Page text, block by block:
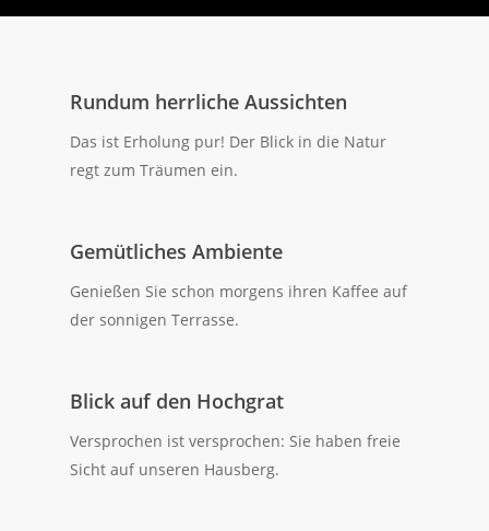
Rundum herrliche Aussichten
Das ist Erholung pur! Der Blick in die Natur
regt zum Träumen ein.
Gemütliches Ambiente
Genießen Sie schon morgens ihren Kaffee auf
der sonnigen Terrasse.
Blick auf den Hochgrat
Versprochen ist versprochen: Sie haben freie
Sicht auf unseren Hausberg.